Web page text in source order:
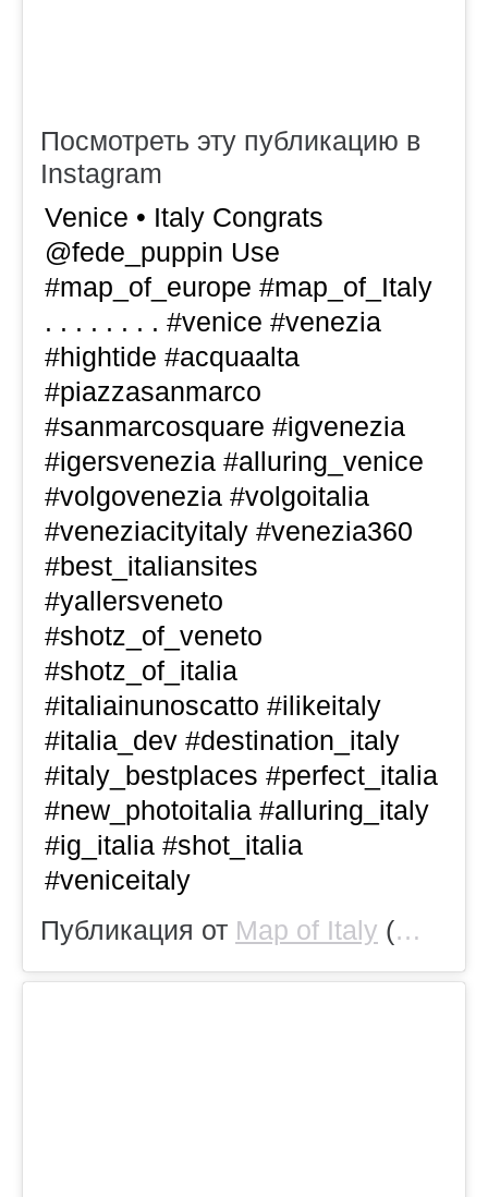
Посмотреть эту публикацию в
Instagram
Venice • Italy Congrats
@fede_puppin Use
#map_of_europe #map_of_Italy
. . . . . . . . #venice #venezia
#hightide #acquaalta
#piazzasanmarco
#sanmarcosquare #igvenezia
#igersvenezia #alluring_venice
#volgovenezia #volgoitalia
#veneziacityitaly #venezia360
#best_italiansites
#yallersveneto
#shotz_of_veneto
#shotz_of_italia
#italiainunoscatto #ilikeitaly
#italia_dev #destination_italy
#italy_bestplaces #perfect_italia
#new_photoitalia #alluring_italy
#ig_italia #shot_italia
#veniceitaly
Публикация от Map of Italy (@map_of_italy)